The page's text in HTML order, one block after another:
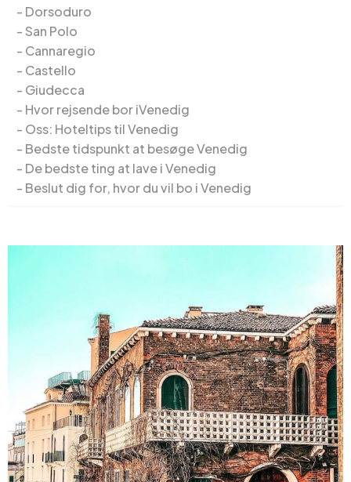
Dorsoduro
San Polo
Cannaregio
Castello
Giudecca
Hvor rejsende bor iVenedig
Oss: Hoteltips til Venedig
Bedste tidspunkt at besøge Venedig
De bedste ting at lave i Venedig
Beslut dig for, hvor du vil bo i Venedig